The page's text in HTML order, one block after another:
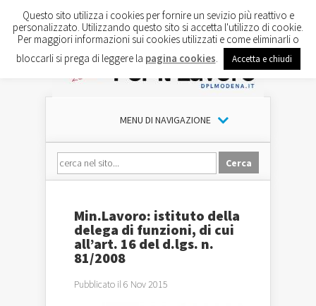
MENU DI NAVIGAZIONE
Min.Lavoro: istituto della
delega di funzioni, di cui
all’art. 16 del d.lgs. n.
81/2008
Pubblicato il 6 Nov 2015
Questo sito utilizza i cookies per fornire un sevizio più reattivo e
personalizzato. Utilizzando questo sito si accetta l'utilizzo di cookie.
Per maggiori informazioni sui cookies utilizzati e come eliminarli o
bloccarli si prega di leggere la pagina cookies Accetta e chiudi